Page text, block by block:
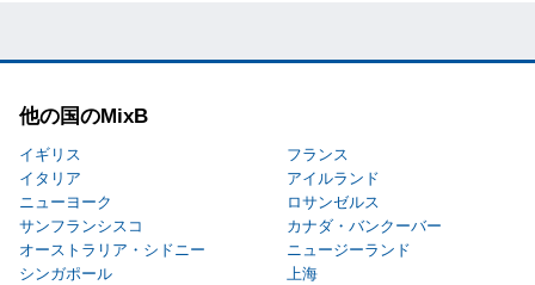
他の国のMixB
イギリス
フランス
イタリア
アイルランド
ニューヨーク
ロサンゼルス
サンフランシスコ
カナダ・バンクーバー
オーストラリア・シドニー
ニュージーランド
シンガポール
上海